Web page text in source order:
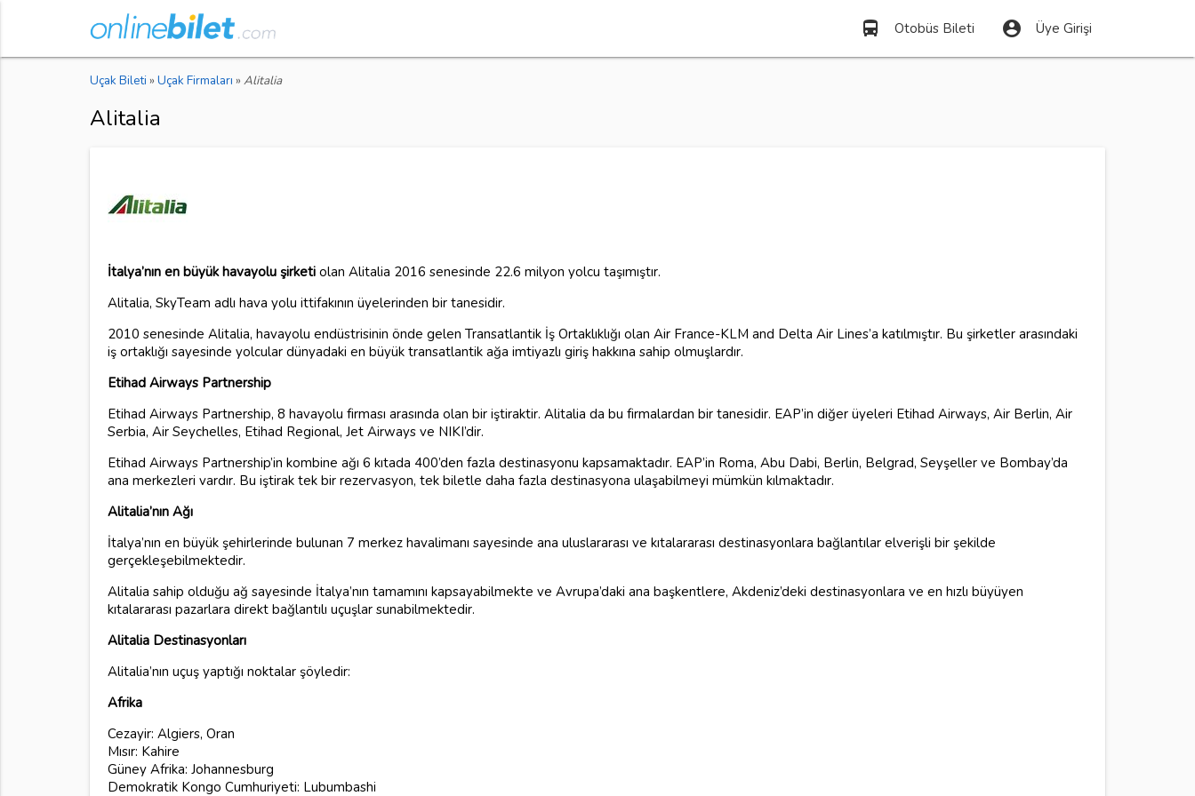
directions_bus Otobüs Bileti account_circle Üye Girişi
Uçak Bileti » Uçak Firmaları » Alitalia
Alitalia
İtalya’nın en büyük havayolu şirketiolan Alitalia 2016 senesinde 22.6 milyon yolcu taşımıştır.
Alitalia, SkyTeam adlı hava yolu ittifakının üyelerinden bir tanesidir.
2010 senesinde Alitalia, havayolu endüstrisinin önde gelen Transatlantik İş Ortaklıklığı olan Air France-KLM and Delta Air Lines’a katılmıştır. Bu şirketler arasındaki
iş ortaklığı sayesinde yolcular dünyadaki en büyük transatlantik ağa imtiyazlı giriş hakkına sahip olmuşlardır.
Etihad Airways Partnership
Etihad Airways Partnership, 8 havayolu firması arasında olan bir iştiraktir. Alitalia da bu firmalardan bir tanesidir. EAP’in diğer üyeleri Etihad Airways, Air Berlin, Air
Serbia, Air Seychelles, Etihad Regional, Jet Airways ve NIKI’dir.
Etihad Airways Partnership’in kombine ağı 6 kıtada 400’den fazla destinasyonu kapsamaktadır. EAP’in Roma, Abu Dabi, Berlin, Belgrad, Seyşeller ve Bombay’da
ana merkezleri vardır. Bu iştirak tek bir rezervasyon, tek biletle daha fazla destinasyona ulaşabilmeyi mümkün kılmaktadır.
Alitalia’nın Ağı
İtalya’nın en büyük şehirlerinde bulunan 7 merkez havalimanı sayesinde ana uluslararası ve kıtalararası destinasyonlara bağlantılar elverişli bir şekilde
gerçekleşebilmektedir.
Alitalia sahip olduğu ağ sayesinde İtalya’nın tamamını kapsayabilmekte ve Avrupa’daki ana başkentlere, Akdeniz’deki destinasyonlara ve en hızlı büyüyen
kıtalararası pazarlara direkt bağlantılı uçuşlar sunabilmektedir.
Alitalia Destinasyonları
Alitalia’nın uçuş yaptığı noktalar şöyledir:
Afrika
Cezayir: Algiers, Oran
Mısır: Kahire
Güney Afrika: Johannesburg
Demokratik Kongo Cumhuriyeti: Lubumbashi